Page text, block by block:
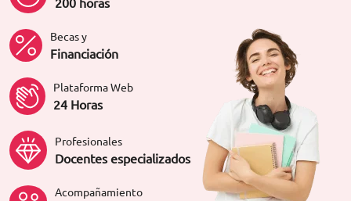
Becas y
Financiación
Plataforma Web
24 Horas
Profesionales
Docentes especializados
Acompañamiento